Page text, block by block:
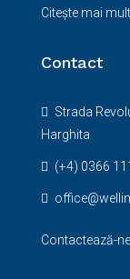
Citește mai mult
Contact
Strada
Harghita
(+4) 0366
Contactează-ne